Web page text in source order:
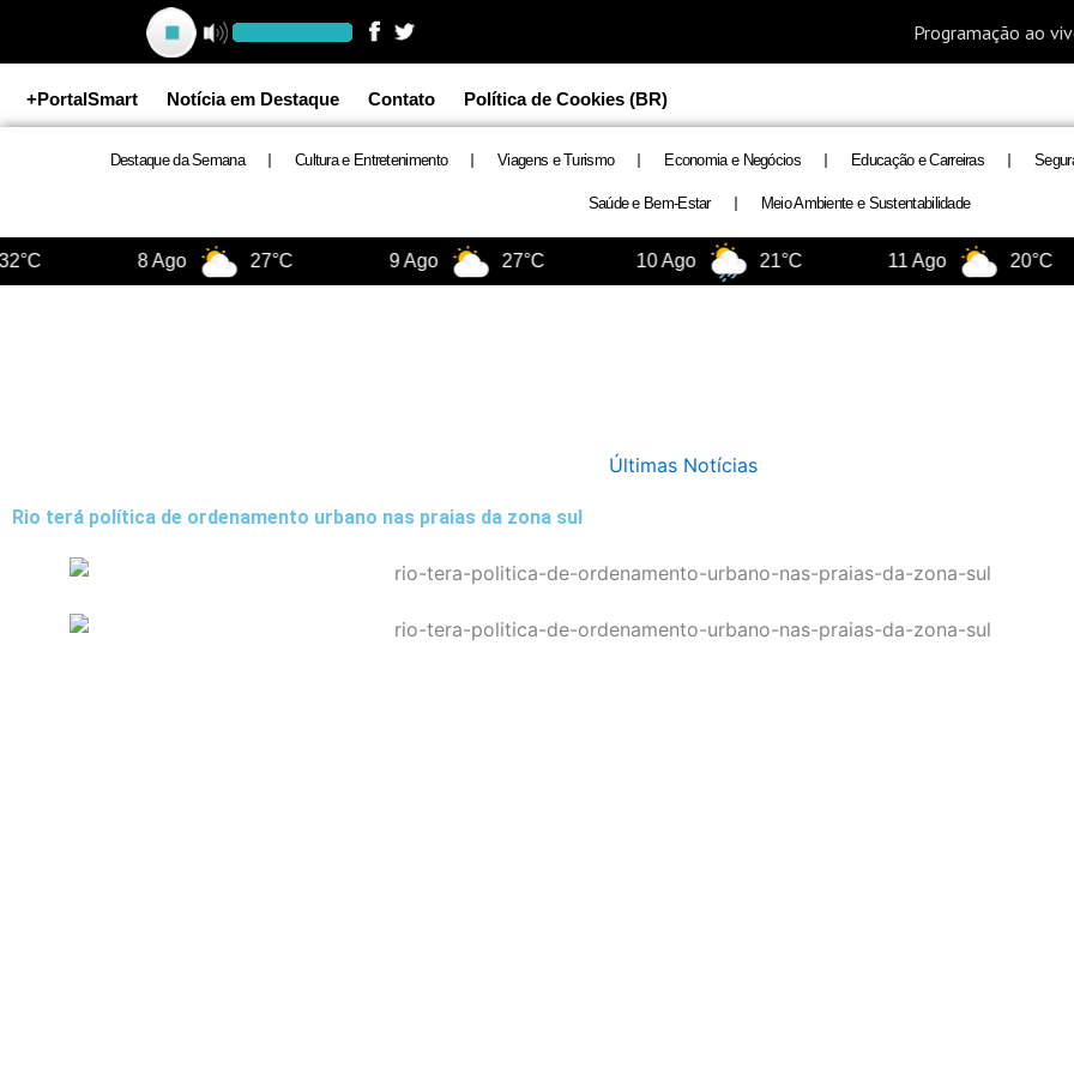
conteúdo
+PortalSmart Notícia em Destaque Contato Política de Cookies (BR)
Destaque da Semana Cultura e Entretenimento Viagens e Turismo Economia e Negócios Educação e Carreiras
Saúde e Bem-Estar Meio Ambiente e Sustentabilidade
8 Ago 27°C 9 Ago 27°C 10 Ago 21°C 11 Ago 20°C
Últimas Notícias
Rio terá política de ordenamento urbano nas praias da zona sul